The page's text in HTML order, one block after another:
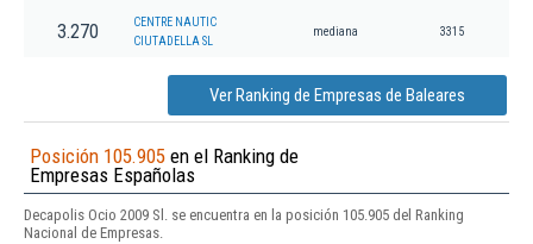
3.270
CENTRE NAUTIC
CIUTADELLA SL
mediana 3315
Ver Ranking de Empresas de Baleares
Posición 105.905 en el Ranking de
Empresas Españolas
Decapolis Ocio 2009 Sl. se encuentra en la posición 105.905 del Ranking
Nacional de Empresas.